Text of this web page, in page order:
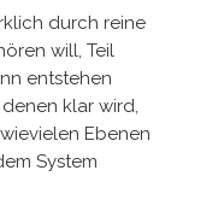
durch reine
will, Teil
entstehen
klar wird,
Ebenen
System